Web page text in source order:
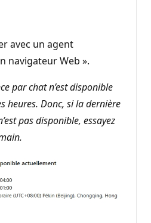
avec un agent
navigateur Web ».
par chat n’est disponible
heures. Donc, si la dernière
pas disponible, essayez